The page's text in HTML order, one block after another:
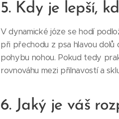
5. Kdy je lepší,
V dynamické józe se hodí
při přechodu z psa hlavou
pohybu nohou. Pokud tedy
rovnováhu mezi přilnavostí a
6. Jaký je váš